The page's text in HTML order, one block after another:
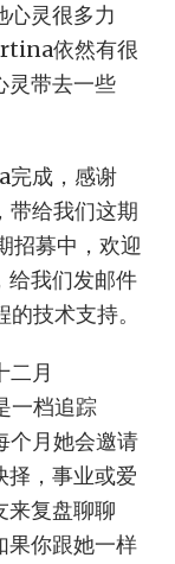
心灵很多力
依然有很
灵带去一些
成，感谢
给我们这期
招募中，欢迎
给我们发邮件
技术支持。
月
一档追踪
月她会邀请
择，事业或爱
来复盘聊聊
果你跟她一样